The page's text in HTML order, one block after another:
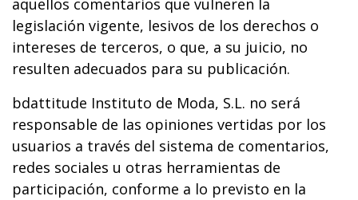
aquellos comentarios que vulneren la
legislación vigente, lesivos de los derechos o
intereses de terceros, o que, a su juicio, no
resulten adecuados para su publicación.
bdattitude Instituto de Moda, S.L. no será
responsable de las opiniones vertidas por los
usuarios a través del sistema de comentarios,
redes sociales u otras herramientas de
participación, conforme a lo previsto en la